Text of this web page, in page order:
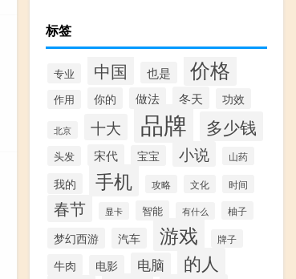
标签
专业 中国 也是 价格
作用 你的 做法 冬天 功效
北京 十大 品牌 多少钱
头发 宋代 宝宝 小说 山药
我的 手机 攻略 文化 时间
春节 显卡 智能 有什么 柚子
梦幻西游 汽车 游戏 牌子
牛肉 电影 电脑
的人